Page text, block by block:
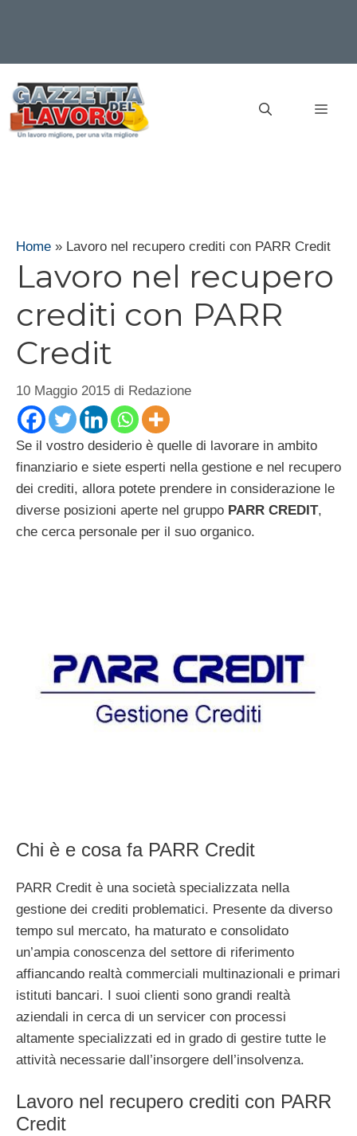
contenuto
Home » Lavoro nel recupero crediti con PARR Credit
Lavoro nel recupero
crediti con PARR
Credit
10 Maggio 2015 di Redazione
Se il vostro desiderio è quelle di lavorare in ambito
finanziario e siete esperti nella gestione e nel recupero
dei crediti, allora potete prendere in considerazione le
diverse posizioni aperte nel gruppo PARR CREDIT,
che cerca personale per il suo organico.
Chi è e cosa fa PARR Credit
PARR Credit è una società specializzata nella
gestione dei crediti problematici. Presente da diverso
tempo sul mercato, ha maturato e consolidato
un’ampia conoscenza del settore di riferimento
affiancando realtà commerciali multinazionali e primari
istituti bancari. I suoi clienti sono grandi realtà
aziendali in cerca di un servicer con processi
altamente specializzati ed in grado di gestire tutte le
attività necessarie dall’insorgere dell’insolvenza.
Lavoro nel recupero crediti con PARR
Credit